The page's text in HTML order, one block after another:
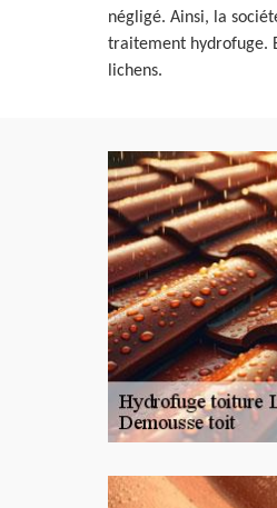
négligé. Ainsi, la
traitement hydrofuge.
lichens.